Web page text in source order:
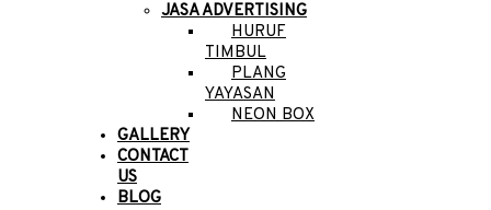
JASA ADVERTISING
HURUF
TIMBUL
PLANG
YAYASAN
NEON BOX
GALLERY
CONTACT
US
BLOG